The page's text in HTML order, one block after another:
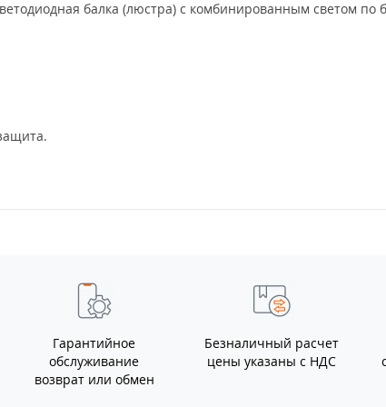
балка (люстра) с комбинированным светом
Гарантийное
обслуживание
возврат или обмен
Безналичный расчет
цены указаны с НДС